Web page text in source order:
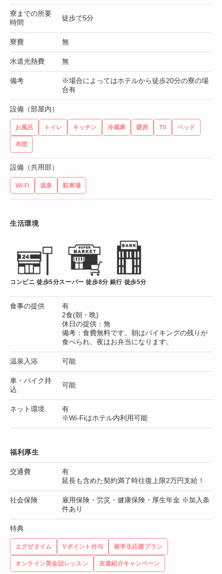
寮までの所要
時間
徒歩で5分
寮費 無
水道光熱費 無
備考
※場合によってはホテルから徒歩20分の寮の場
合有
設備（部屋内）
お風呂 トイレ キッチン 冷蔵庫 暖房 TV ベッド
布団
設備（共用部）
Wi-Fi 温泉 駐車場
生活環境
コンビニ 徒歩5分スーパー 徒歩8分 銀行 徒歩5分
食事の提供
有
2食(朝・晩)
休日の提供：無
備考：食費無料です。朝はバイキングの残りが
食べられ、夜はお弁当になります。
温泉入浴 可能
車・バイク持
込
可能
ネット環境
有
※Wi-Fiはホテル内利用可能
福利厚生
交通費
有
延長も含めた契約満了時往復上限2万円支給！
社会保険
雇用保険・労災・健康保険・厚生年金 ※加入条
件あり
特典
エグゼタイム Vポイント付与 留学生応援プラン
オンライン英会話レッスン 友達紹介キャンペーン